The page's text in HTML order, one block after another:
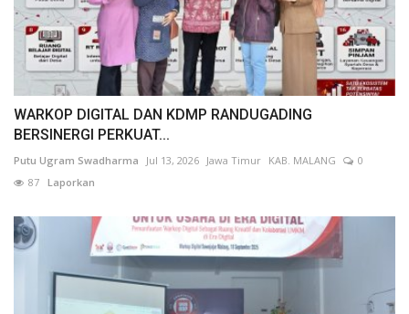
WARKOP DIGITAL DAN KDMP RANDUGADING
BERSINERGI PERKUAT...
Putu Ugram Swadharma Jul 13, 2026 Jawa Timur KAB. MALANG
0
87 Laporkan